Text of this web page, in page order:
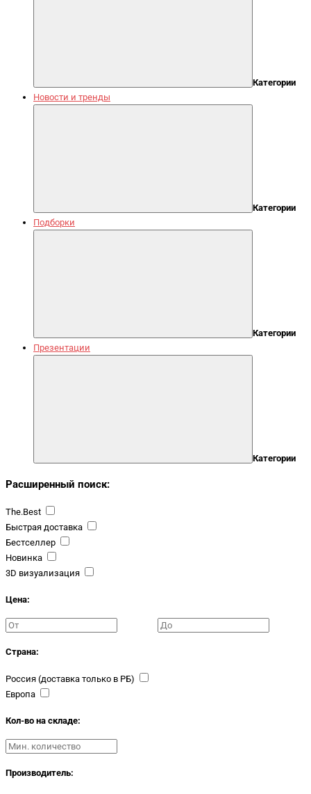
Категории
Новости и тренды
Категории
Подборки
Категории
Презентации
Категории
Расширенный поиск:
The.Best
Быстрая доставка
Бестселлер
Новинка
3D визуализация
Цена:
Страна:
Россия (доставка только в РБ)
Европа
Кол-во на складе:
Производитель: